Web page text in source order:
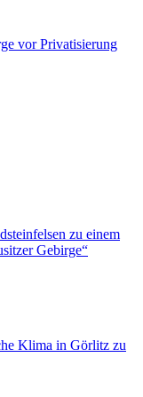
vor Privatisierung
zu einem
Gebirge“
Klima in Görlitz zu